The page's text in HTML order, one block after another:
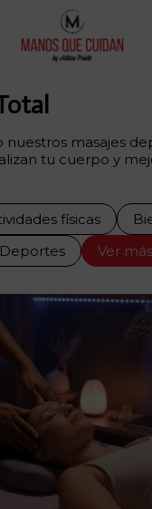
masajes
tu cuerpo y
físicas
Deportes Ver más